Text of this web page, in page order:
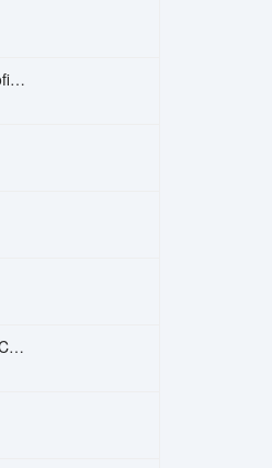
Le-Professionnel (Der Profi) – Chi Mai
Mindenki Táncol – Majka Curtis, Péter Majoros